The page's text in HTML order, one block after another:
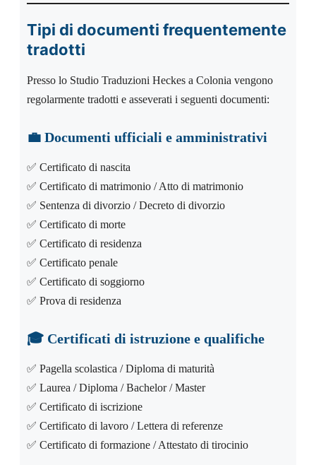
Tipi di documenti frequentemente
tradotti
Presso lo Studio Traduzioni Heckes a Colonia vengono
regolarmente tradotti e asseverati i seguenti documenti:
💼 Documenti ufficiali e amministrativi
✅ Certificato di nascita
✅ Certificato di matrimonio / Atto di matrimonio
✅ Sentenza di divorzio / Decreto di divorzio
✅ Certificato di morte
✅ Certificato di residenza
✅ Certificato penale
✅ Certificato di soggiorno
✅ Prova di residenza
🎓 Certificati di istruzione e qualifiche
✅ Pagella scolastica / Diploma di maturità
✅ Laurea / Diploma / Bachelor / Master
✅ Certificato di iscrizione
✅ Certificato di lavoro / Lettera di referenze
✅ Certificato di formazione / Attestato di tirocinio